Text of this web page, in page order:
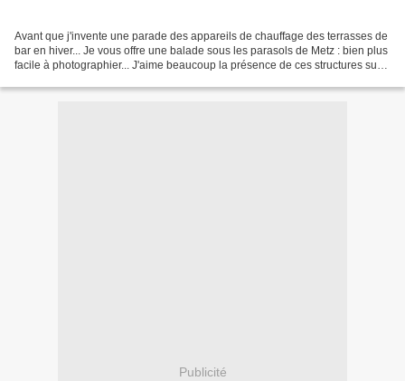
Avant que j'invente une parade des appareils de chauffage des terrasses de
bar en hiver... Je vous offre une balade sous les parasols de Metz : bien plus
facile à photographier... J'aime beaucoup la présence de ces structures sur
Publicité